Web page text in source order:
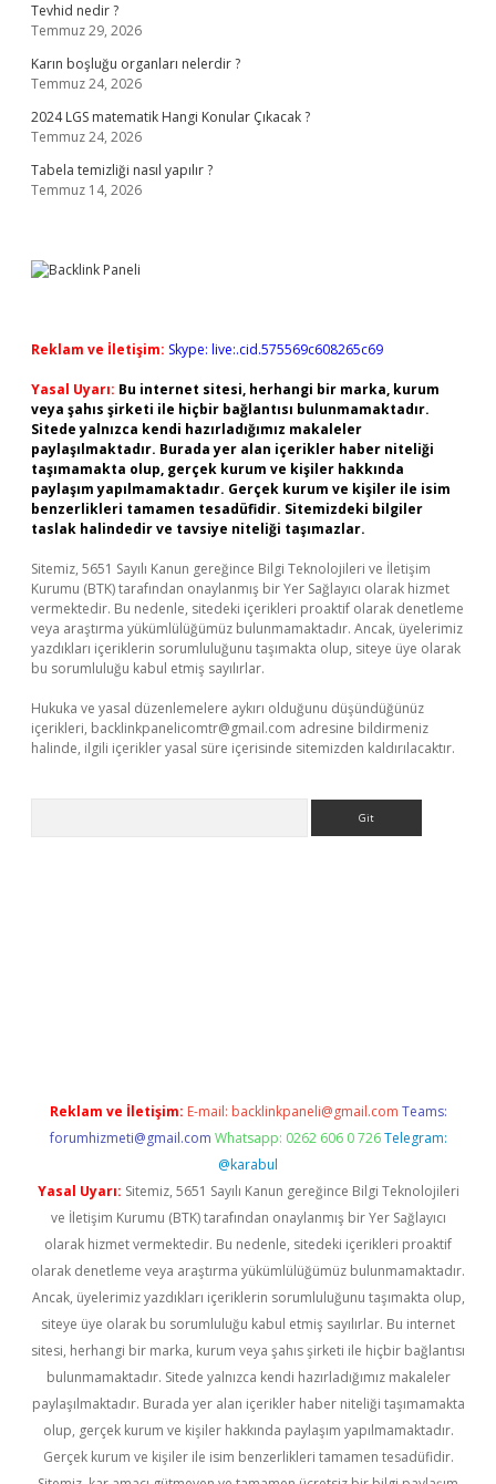
Tevhid nedir ?
Temmuz 29, 2026
Karın boşluğu organları nelerdir ?
Temmuz 24, 2026
2024 LGS matematik Hangi Konular Çıkacak ?
Temmuz 24, 2026
Tabela temizliği nasıl yapılır ?
Temmuz 14, 2026
Reklam ve İletişim: Skype: live:.cid.575569c608265c69
Yasal Uyarı: Bu internet sitesi, herhangi bir marka, kurum
veya şahıs şirketi ile hiçbir bağlantısı bulunmamaktadır.
Sitede yalnızca kendi hazırladığımız makaleler
paylaşılmaktadır. Burada yer alan içerikler haber niteliği
taşımamakta olup, gerçek kurum ve kişiler hakkında
paylaşım yapılmamaktadır. Gerçek kurum ve kişiler ile isim
benzerlikleri tamamen tesadüfidir. Sitemizdeki bilgiler
taslak halindedir ve tavsiye niteliği taşımazlar.
Sitemiz, 5651 Sayılı Kanun gereğince Bilgi Teknolojileri ve İletişim
Kurumu (BTK) tarafından onaylanmış bir Yer Sağlayıcı olarak hizmet
vermektedir. Bu nedenle, sitedeki içerikleri proaktif olarak denetleme
veya araştırma yükümlülüğümüz bulunmamaktadır. Ancak, üyelerimiz
yazdıkları içeriklerin sorumluluğunu taşımakta olup, siteye üye olarak
bu sorumluluğu kabul etmiş sayılırlar.
Hukuka ve yasal düzenlemelere aykırı olduğunu düşündüğünüz
içerikleri, backlinkpanelicomtr@gmail.com adresine bildirmeniz
halinde, ilgili içerikler yasal süre içerisinde sitemizden kaldırılacaktır.
Reklam ve İletişim: E-mail: backlinkpaneli@gmail.com Teams:
forumhizmeti@gmail.com Whatsapp: 0262 606 0 726 Telegram:
@karabul
Yasal Uyarı: Sitemiz, 5651 Sayılı Kanun gereğince Bilgi Teknolojileri
ve İletişim Kurumu (BTK) tarafından onaylanmış bir Yer Sağlayıcı
olarak hizmet vermektedir. Bu nedenle, sitedeki içerikleri proaktif
olarak denetleme veya araştırma yükümlülüğümüz bulunmamaktadır.
Ancak, üyelerimiz yazdıkları içeriklerin sorumluluğunu taşımakta olup,
siteye üye olarak bu sorumluluğu kabul etmiş sayılırlar. Bu internet
sitesi, herhangi bir marka, kurum veya şahıs şirketi ile hiçbir bağlantısı
bulunmamaktadır. Sitede yalnızca kendi hazırladığımız makaleler
paylaşılmaktadır. Burada yer alan içerikler haber niteliği taşımamakta
olup, gerçek kurum ve kişiler hakkında paylaşım yapılmamaktadır.
Gerçek kurum ve kişiler ile isim benzerlikleri tamamen tesadüfidir.